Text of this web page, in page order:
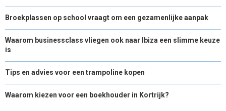
Broekplassen op school vraagt om een gezamenlijke aanpak
Waarom businessclass vliegen ook naar Ibiza een slimme keuze
is
Tips en advies voor een trampoline kopen
Waarom kiezen voor een boekhouder in Kortrijk?